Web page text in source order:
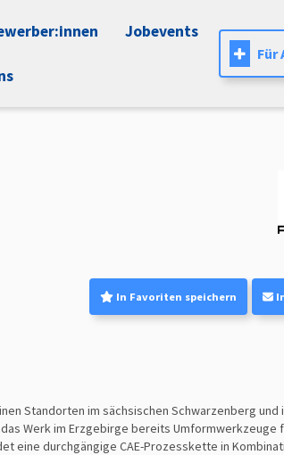
Jobevents
Für
In Favoriten speichern
Standorten im sächsischen Schwarzenberg und
Werk im Erzgebirge bereits Umformwerkzeuge
eine durchgängige CAE-Prozesskette in